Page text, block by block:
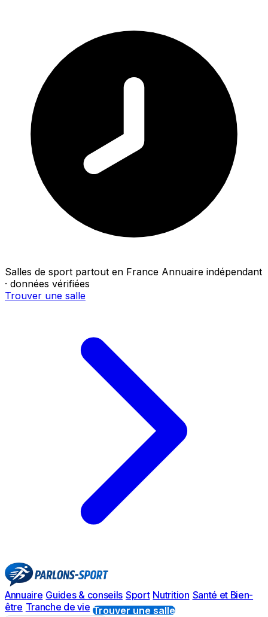
Salles de sport partout en France Annuaire indépendant
· données vérifiées
Trouver une salle
Annuaire Guides & conseils Sport Nutrition Santé et Bien-
être Tranche de vie Trouver une salle